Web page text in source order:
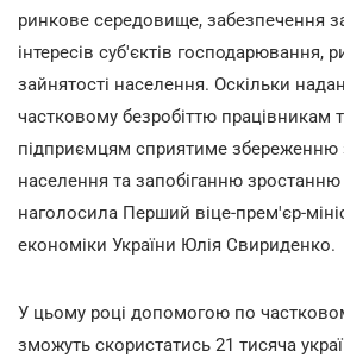
ринкове середовище, забезпечення
інтересів суб'єктів господарювання,
зайнятості населення. Оскільки
частковому безробіттю працівникам
підприємцям сприятиме збереженню
населення та запобіганню зростанню
наголосила Перший віце-прем'єр-
економіки України Юлія Свириденко.
У цьому році допомогою по
зможуть скористатись 21 тисяча